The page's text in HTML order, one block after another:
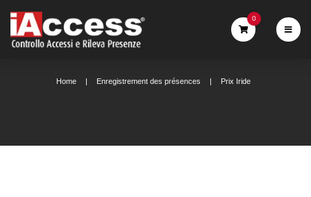
0
Home Enregistrement des présences Prix Iride